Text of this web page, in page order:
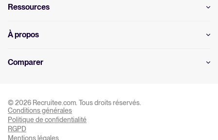
Ressources
À propos
Paramètre des cookies
Comparer
© 2026 Recruitee.com. Tous droits réservés.
Conditions générales
Politique de confidentialité
RGPD
Mentions légales